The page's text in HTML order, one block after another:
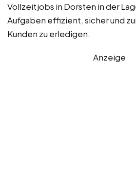
Vollzeitjobs in Dorsten in der
Aufgaben effizient, sicher und
Kunden zu erledigen.
Anzeige